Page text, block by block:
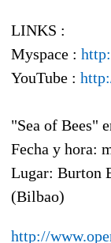
LINKS :
Myspace :
YouTube :
"Sea of Bees"
Fecha y hora:
Lugar: Burton
(Bilbao)
http://